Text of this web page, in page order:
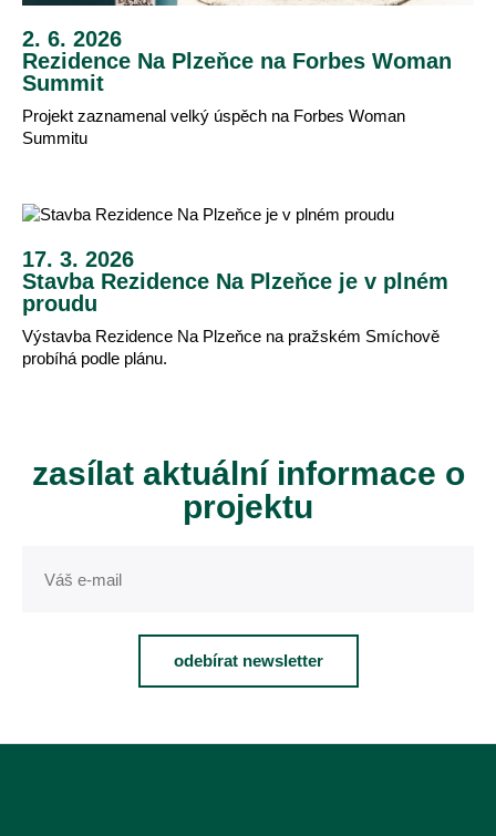
2. 6. 2026
Rezidence Na Plzeňce na Forbes Woman
Summit
Projekt zaznamenal velký úspěch na Forbes Woman
Summitu
17. 3. 2026
Stavba Rezidence Na Plzeňce je v plném
proudu
Výstavba Rezidence Na Plzeňce na pražském Smíchově
probíhá podle plánu.
zasílat aktuální informace o
projektu
odebírat newsletter